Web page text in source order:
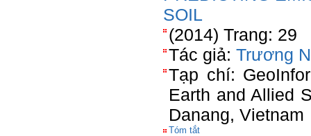
SOIL
(2014) Trang: 29
Tác giả: Trương
Tạp chí:
Earth and Allied
Danang, Vietnam
Tóm tắt